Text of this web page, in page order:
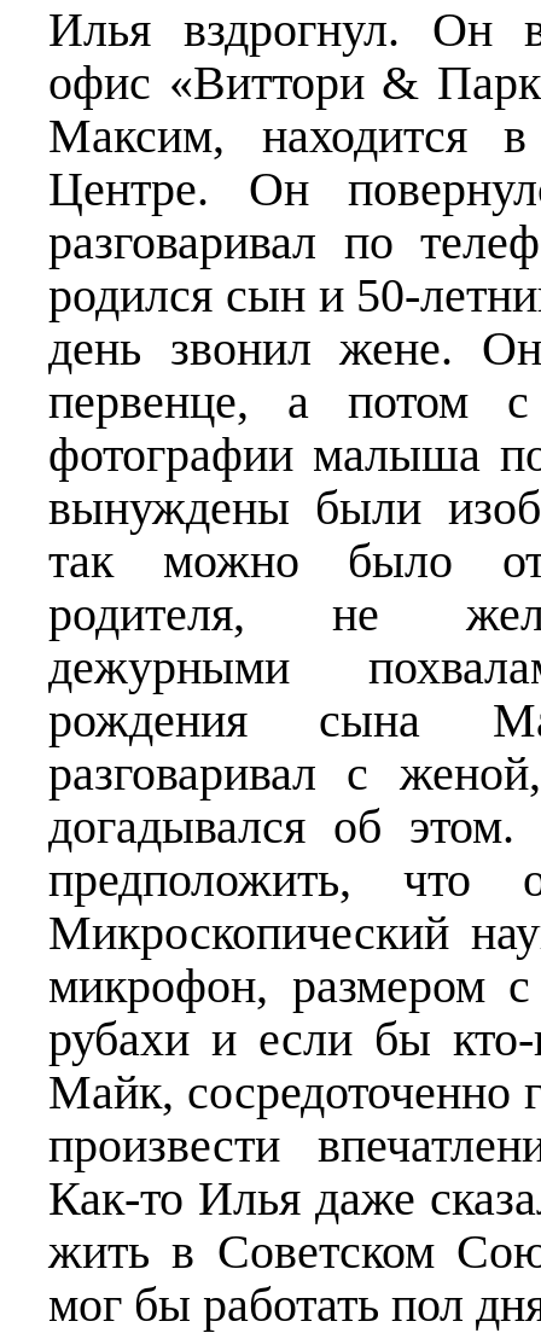
Илья вздрогнул. Он
офис «Виттори &
Максим, находится
Центре. Он
разговаривал по
родился сын и 50-
день звонил жене.
первенце, а потом с
фотографии малыша
вынуждены были
так можно было
родителя, не
дежурными
рождения сына
разговаривал с
догадывался об
предположить, что
Микроскопический
микрофон, размером
рубахи и если бы
Майк, сосредоточенно
произвести
Как-то Илья даже
жить в Советском
мог бы работать пол